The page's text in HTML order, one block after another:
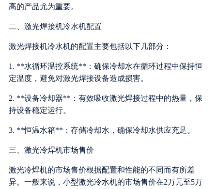
高的产品尤为重要。
二、激光焊接机冷水机配置
激光焊接机冷水机的配置主要包括以下几部分：
1. **水循环温控系统**：确保冷却水在循环过程中保持恒
定温度，避免对激光焊接设备造成损害。
2. **设备冷却器**：有效吸收激光焊接过程中的热量，保
持设备稳定运行。
3. **恒温水箱**：存储冷却水，确保冷却水供应充足。
三、激光冷焊机市场售价
激光冷焊机的市场售价根据配置和性能的不同而有所差
异。一般来说，小型激光冷水机的市场售价在2万元至5万